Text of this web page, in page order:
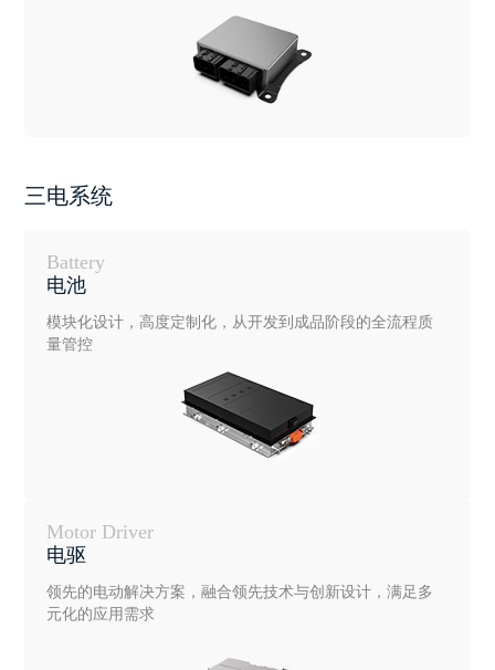
三电系统
Battery
电池
模块化设计，高度定制化，从开发到成品阶段的全流程质
量管控
Motor Driver
电驱
领先的电动解决方案，融合领先技术与创新设计，满足多
元化的应用需求